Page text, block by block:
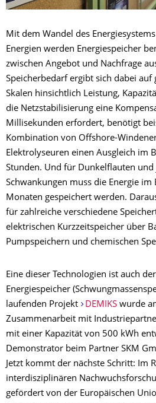
Mit dem Wandel des
Energien werden Energiespeicher
zwischen Angebot und Nachfrage
Speicherbedarf ergibt sich dabei auf
Skalen hinsichtlich Leistung,
die Netzstabilisierung eine
Millisekunden erfordert, benötigt
Kombination von Offshore-
Elektrolyseuren einen Ausgleich im
Stunden. Und für Dunkelflauten und
Schwankungen muss die Energie im
Monaten gespeichert werden.
für zahlreiche verschiedene
elektrischen Kurzzeitspeicher über
Pumpspeichern und chemischen
Eine dieser Technologien ist auch
Energiespeicher
laufenden Projekt
DEMIKSwurde
Zusammenarbeit mit
mit einer Kapazität von 500 kWh
Demonstrator beim Partner SKM
Jetzt kommt der nächste Schritt: Im
interdisziplinären
gefördert von der Europäischen